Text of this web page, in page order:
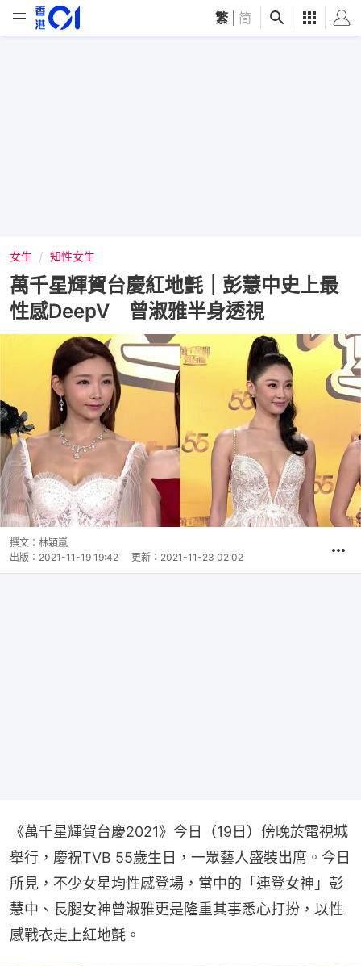
繁 简
女生 知性女生
萬千星輝賀台慶紅地氈｜彭慧中史上最
性感DeepV 曾淑雅半身透視
撰文： 林穎嵐
出版： 2021-11-19 19:42 更新： 2021-11-23 02:02
《萬千星輝賀台慶2021》今日（19日）傍晚於電視城
舉行，慶祝TVB 55歲生日，一眾藝人盛裝出席。今日
所見，不少女星均性感登場，當中的「連登女神」彭
慧中、長腿女神曾淑雅更是隆重其事悉心打扮，以性
感戰衣走上紅地氈。